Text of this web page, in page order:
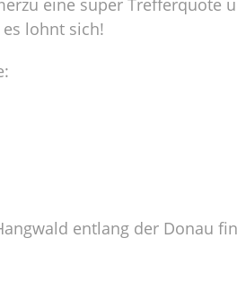
eine super Trefferquote
lohnt sich!
entlang der Donau